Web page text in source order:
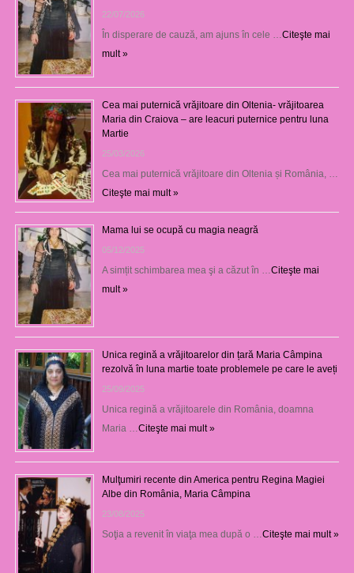
22/07/2026
În disperare de cauză, am ajuns în cele … Citeşte mai
mult »
Cea mai puternică vrăjitoare din Oltenia- vrăjitoarea
Maria din Craiova – are leacuri puternice pentru luna
Martie
25/03/2026
Cea mai puternică vrăjitoare din Oltenia și România, …
Citeşte mai mult »
Mama lui se ocupă cu magia neagră
05/12/2025
A simțit schimbarea mea şi a căzut în … Citeşte mai
mult »
Unica regină a vrăjitoarelor din țară Maria Câmpina
rezolvă în luna martie toate problemele pe care le aveți
25/09/2025
Unica regină a vrăjitoarele din România, doamna
Maria … Citeşte mai mult »
Mulţumiri recente din America pentru Regina Magiei
Albe din România, Maria Câmpina
23/08/2025
Soţia a revenit în viaţa mea după o … Citeşte mai mult »